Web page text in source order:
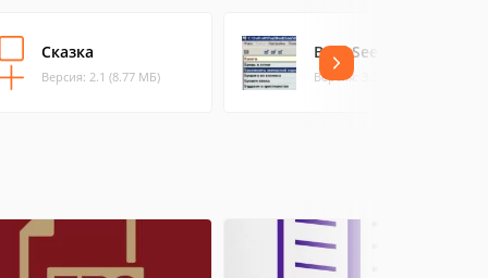
Сказка
Версия: 2.1 (8.77 МБ)
BookSeer
Версия: 3.37 (1.1 МБ)